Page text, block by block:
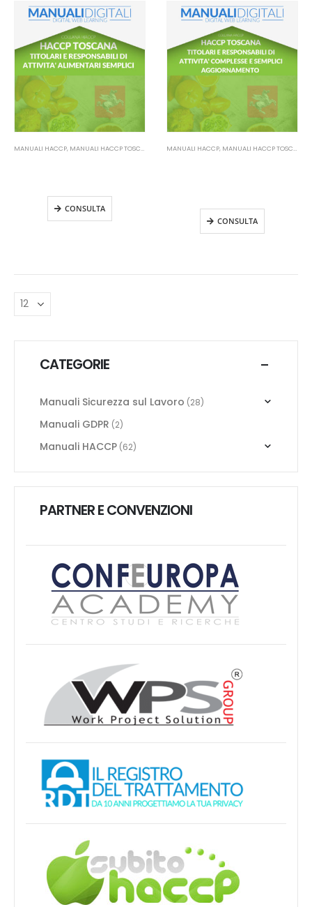
MANUALI HACCP, MANUALI HACCP TOSCANA
CONSULTA
MANUALI HACCP, MANUALI HACCP TOSCANA
CONSULTA
CATEGORIE
Manuali Sicurezza sul Lavoro (28)
Manuali GDPR (2)
Manuali HACCP (62)
PARTNER E CONVENZIONI